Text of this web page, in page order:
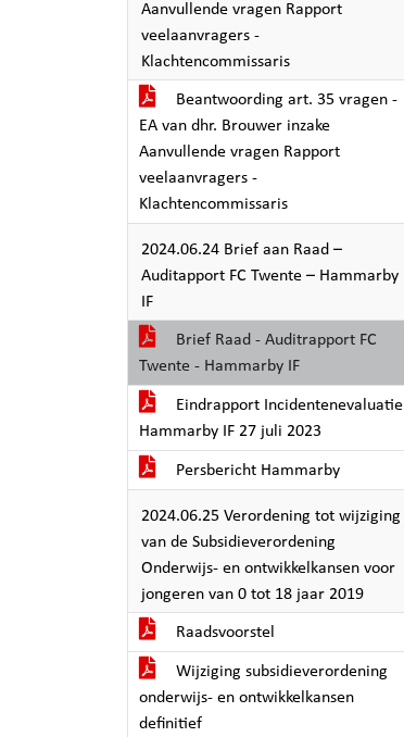
Aanvullende vragen Rapport
veelaanvragers -
Klachtencommissaris
Beantwoording art. 35 vragen -
EA van dhr. Brouwer inzake
Aanvullende vragen Rapport
veelaanvragers -
Klachtencommissaris
2024.06.24 Brief aan Raad –
Auditapport FC Twente – Hammarby
IF
Brief Raad - Auditrapport FC
Twente - Hammarby IF
Eindrapport Incidentenevaluatie
Hammarby IF 27 juli 2023
Persbericht Hammarby
2024.06.25 Verordening tot wijziging
van de Subsidieverordening
Onderwijs- en ontwikkelkansen voor
jongeren van 0 tot 18 jaar 2019
Raadsvoorstel
Wijziging subsidieverordening
onderwijs- en ontwikkelkansen
definitief